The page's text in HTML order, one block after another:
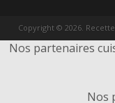
Copyright © 2026.
Nos partenaires
Nos